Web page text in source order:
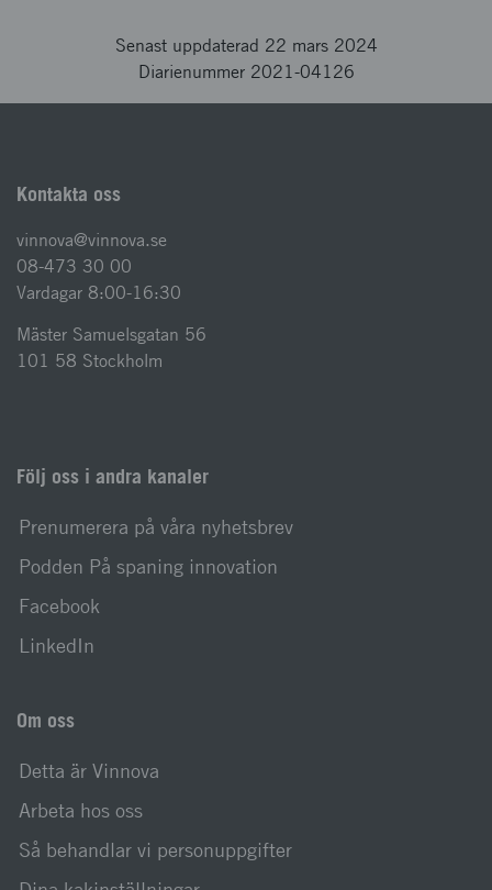
Senast uppdaterad 22 mars 2024
Diarienummer 2021-04126
Kontakta oss
vinnova@vinnova.se
08-473 30 00
Vardagar 8:00-16:30
Mäster Samuelsgatan 56
101 58 Stockholm
Följ oss i andra kanaler
Prenumerera på våra nyhetsbrev
Podden På spaning innovation
Facebook
LinkedIn
Om oss
Detta är Vinnova
Arbeta hos oss
Så behandlar vi personuppgifter